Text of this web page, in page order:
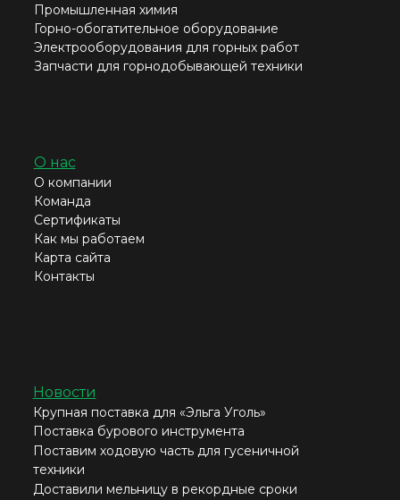
Новости
Крупная поставка для «Эльга Уголь»
Поставка бурового инструмента
Поставим ходовую часть для гусеничной
техники
Доставили мельницу в рекордные сроки
Промышленная химия
Горно-обогатительное оборудование
Электрооборудования для горных работ
Запчасти для горнодобывающей техники
О нас
О компании
Команда
Сертификаты
Как мы работаем
Карта сайта
Контакты